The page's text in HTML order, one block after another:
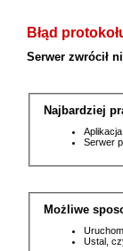
Błąd
Serwer zwrócił
Najbardziej
Serwer
Możliwe
Ustal,